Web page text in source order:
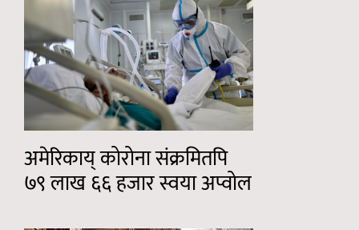
अमेरिकाय् कोरोना संक्रमितपि
७९ लाख ६६ हजार स्वया अप्वोल